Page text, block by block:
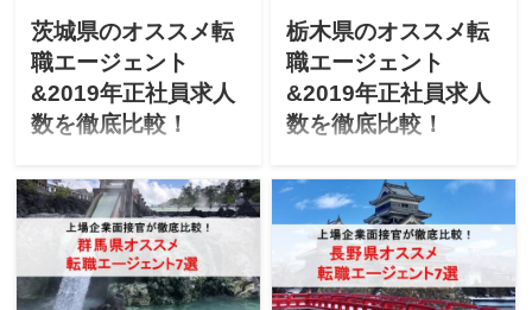
します！
します！
茨城県のオススメ転
職エージェント
&2019年正社員求人
数を徹底比較！
たい」「茨城にUターン転職
したいけど不安」と悩んで
ませんか？上場企業の面接
官が「茨城県のオススメ転
職エージェント」「最新
栃木県のオススメ転
職エージェント
&2019年正社員求人
数を徹底比較！
たい」「栃木にUターン転職
したいけど不安」と悩んで
ませんか？上場企業の面接
官が「栃木県のオススメ転
職エージェント」「最新